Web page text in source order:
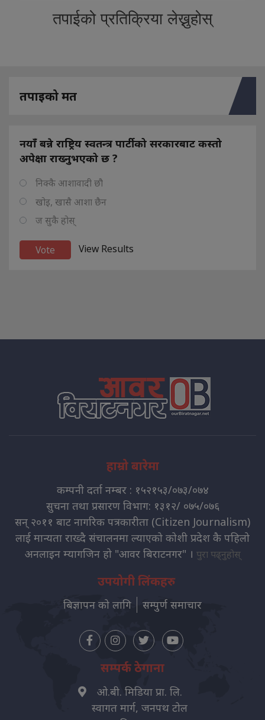
तपाईको प्रतिक्रिया लेख्नुहोस्
तपाइको मत
नयाँ बन्ने राष्ट्रिय स्वतन्त्र पार्टीको सरकारबाट कस्तो
अपेक्षा राख्नुभएको छ ?
निक्कै आशावादी छौ
खोइ, खासै आशा छैन
ज सुकै होस्
View Results
हाम्रो बारेमा
कम्पनी दर्ता नम्बर : १५२१५३/०७३/०७४
सुचना तथा प्रसारण विभाग: १३१२/ ०७५/०७६
सन् २०११ बाट नागरिक पत्रकारीता (Citizen Journalism)
लाई मान्यता राख्दै संचालनमा ल्याएको कोशी प्रदेश कै पहिलो
अनलाइन म्यागजिन हो "आवर बिराटनगर" । पुरा पढ्नुहोस्
उपयोगी लिंकहरु
बिज्ञापन को लागि सम्पुर्ण समाचार
सम्पर्क ठेगाना
ओ.बी. मिडिया प्रा. लि.
स्वागत मार्ग, जनपथ टोल